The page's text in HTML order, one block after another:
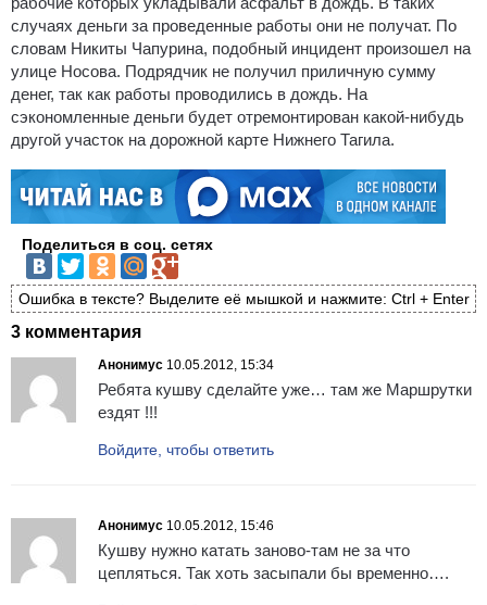
случаях деньги за проведенные работы они не получат. По
словам Никиты Чапурина, подобный инцидент произошел на
улице Носова. Подрядчик не получил приличную сумму
денег, так как работы проводились в дождь. На
сэкономленные деньги будет отремонтирован какой-нибудь
другой участок на дорожной карте Нижнего Тагила.
Поделиться в соц. сетях
Ошибка в тексте? Выделите её мышкой и нажмите: Ctrl + Enter
3 комментария
Анонимус 10.05.2012, 15:34
Ребята кушву сделайте уже… там же Маршрутки
ездят !!!
Войдите, чтобы ответить
Анонимус 10.05.2012, 15:46
Кушву нужно катать заново-там не за что
цепляться. Так хоть засыпали бы временно….